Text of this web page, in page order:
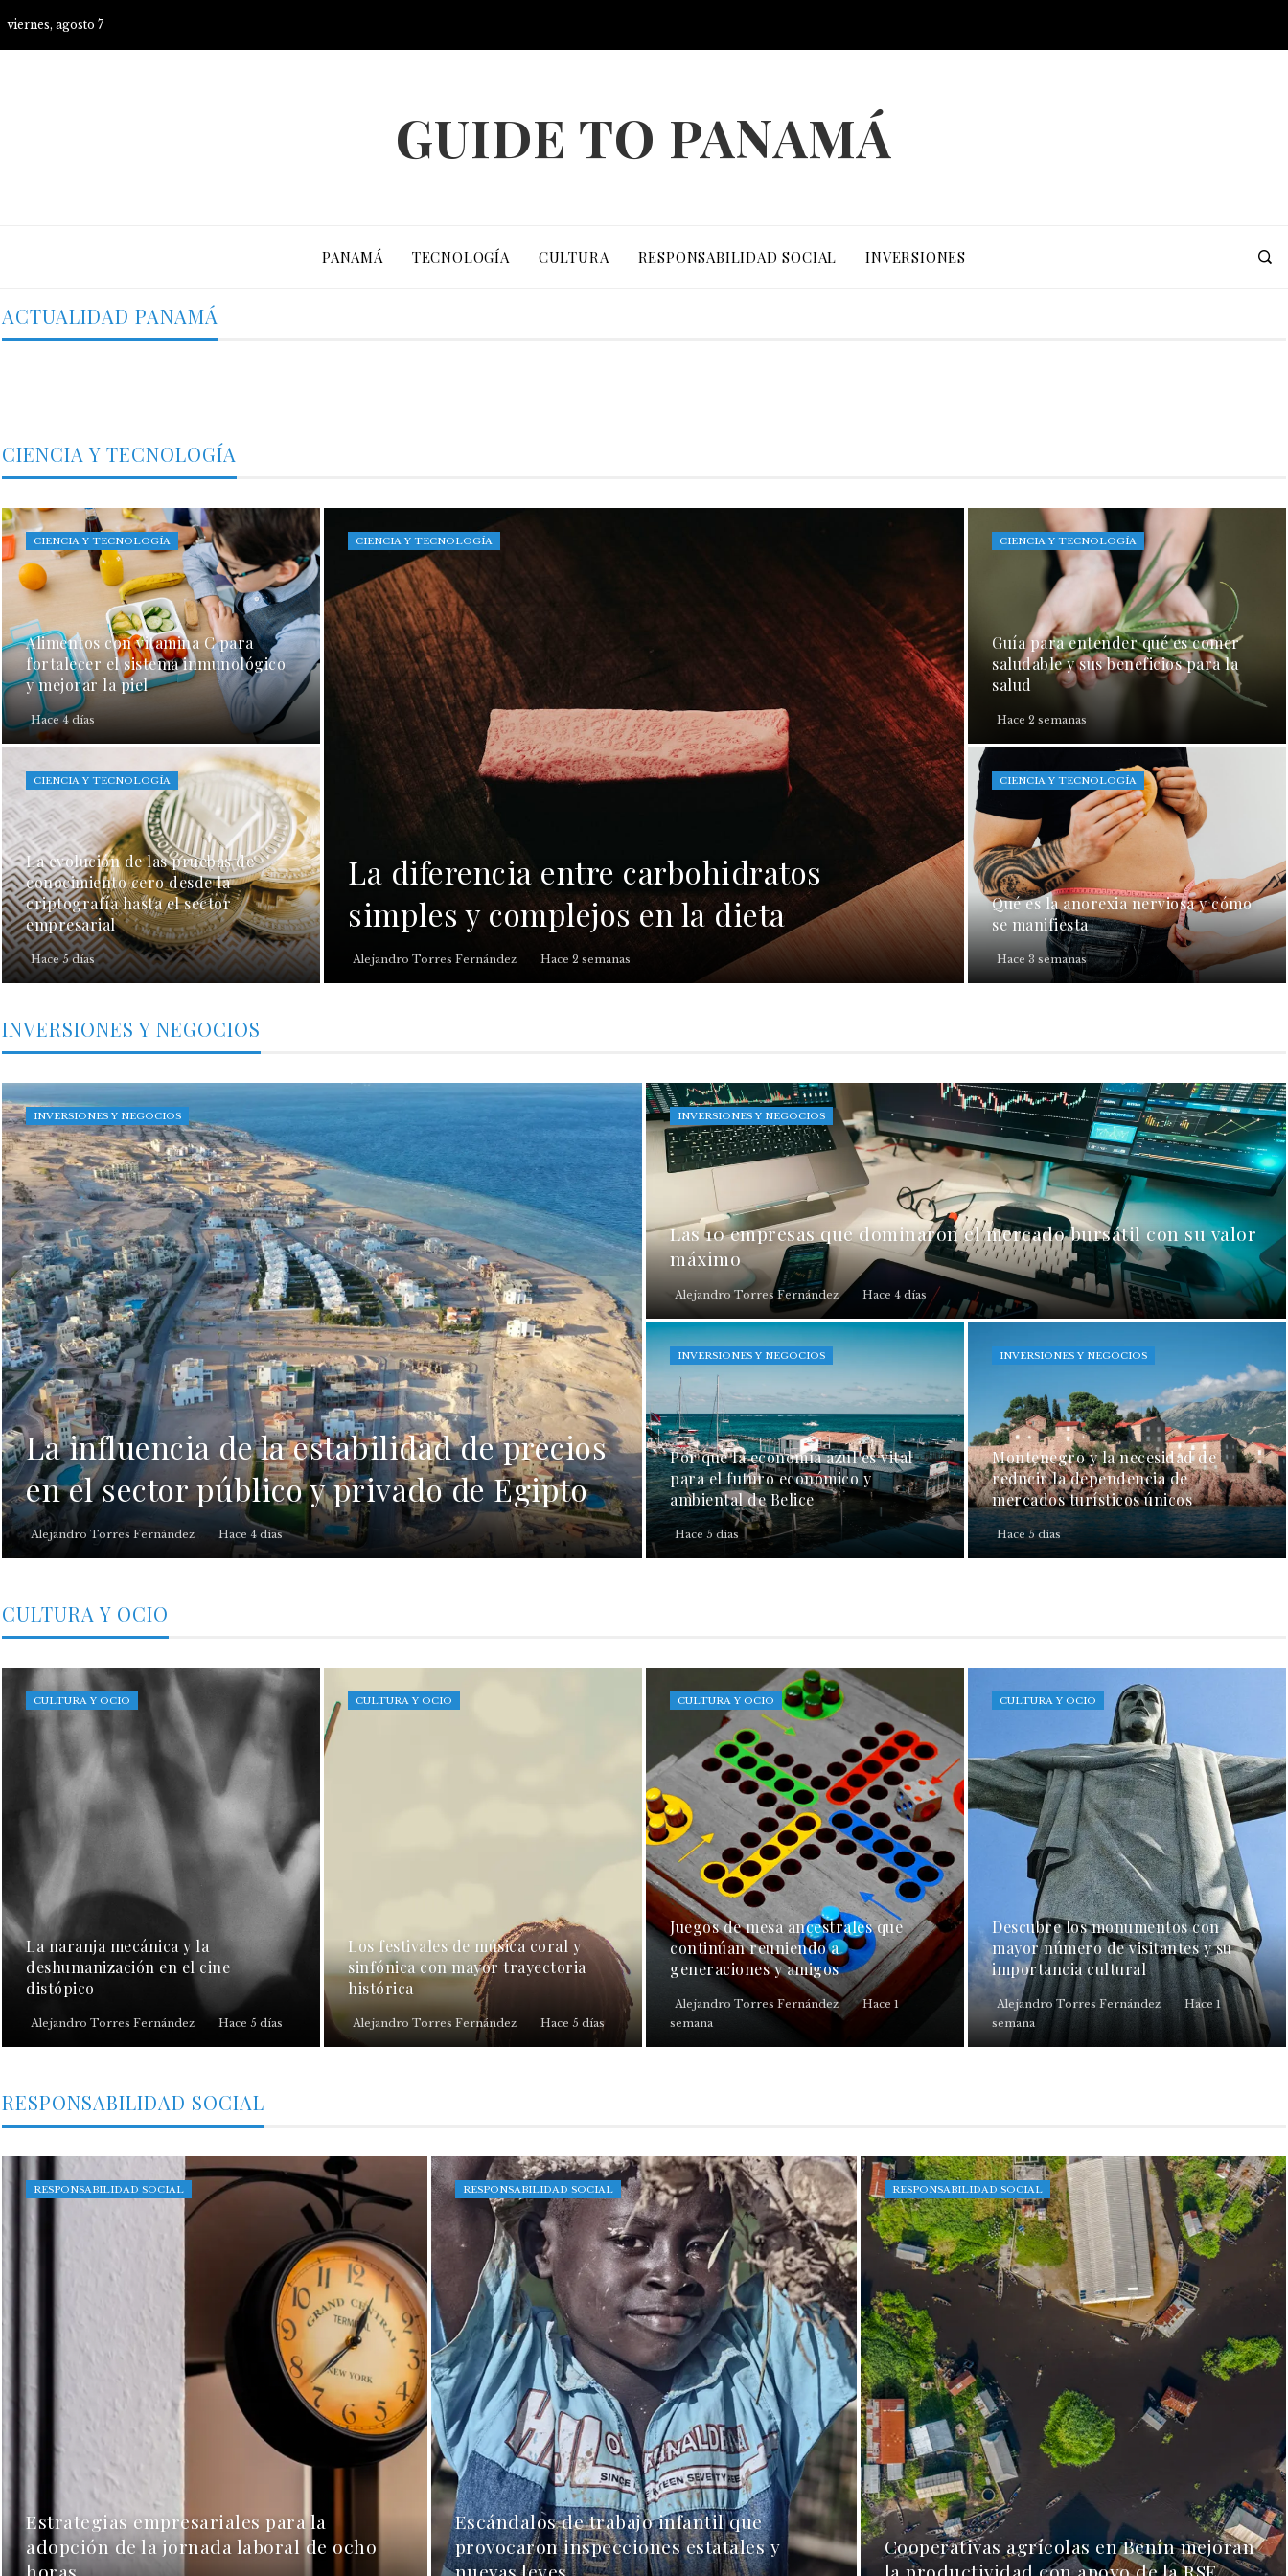
viernes, agosto 7
GUIDE TO PANAMÁ
PANAMÁ TECNOLOGÍA CULTURA RESPONSABILIDAD SOCIAL INVERSIONES
ACTUALIDAD PANAMÁ
CIENCIA Y TECNOLOGÍA
CIENCIA Y TECNOLOGÍA
Alimentos con vitamina C para
fortalecer el sistema inmunológico
y mejorar la piel
Hace 4 días
CIENCIA Y TECNOLOGÍA
La evolución de las pruebas de
conocimiento cero desde la
criptografía hasta el sector
empresarial
Hace 5 días
CIENCIA Y TECNOLOGÍA
La diferencia entre carbohidratos
simples y complejos en la dieta
Alejandro Torres Fernández Hace 2 semanas
CIENCIA Y TECNOLOGÍA
Guía para entender qué es comer
saludable y sus beneficios para la
salud
Hace 2 semanas
CIENCIA Y TECNOLOGÍA
Qué es la anorexia nerviosa y cómo
se manifiesta
Hace 3 semanas
INVERSIONES Y NEGOCIOS
INVERSIONES Y NEGOCIOS
La influencia de la estabilidad de precios
en el sector público y privado de Egipto
Alejandro Torres Fernández Hace 4 días
INVERSIONES Y NEGOCIOS
Las 10 empresas que dominaron el mercado bursátil con su valor
máximo
Alejandro Torres Fernández Hace 4 días
INVERSIONES Y NEGOCIOS
Por qué la economía azul es vital
para el futuro económico y
ambiental de Belice
Hace 5 días
INVERSIONES Y NEGOCIOS
Montenegro y la necesidad de
reducir la dependencia de
mercados turísticos únicos
Hace 5 días
CULTURA Y OCIO
CULTURA Y OCIO
La naranja mecánica y la
deshumanización en el cine
distópico
Alejandro Torres Fernández Hace 5 días
CULTURA Y OCIO
Los festivales de música coral y
sinfónica con mayor trayectoria
histórica
Alejandro Torres Fernández Hace 5 días
CULTURA Y OCIO
Juegos de mesa ancestrales que
continúan reuniendo a
generaciones y amigos
Alejandro Torres Fernández
Hace 1
semana
CULTURA Y OCIO
Descubre los monumentos con
mayor número de visitantes y su
importancia cultural
Alejandro Torres Fernández
Hace 1
semana
RESPONSABILIDAD SOCIAL
RESPONSABILIDAD SOCIAL
Estrategias empresariales para la
adopción de la jornada laboral de ocho
RESPONSABILIDAD SOCIAL
Escándalos de trabajo infantil que
provocaron inspecciones estatales y
RESPONSABILIDAD SOCIAL
Cooperativas agrícolas en Benín mejoran